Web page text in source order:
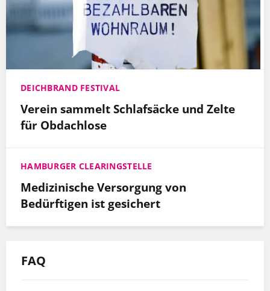
DEICHBRAND FESTIVAL
Verein sammelt Schlafsäcke und Zelte
für Obdachlose
HAMBURGER CLEARINGSTELLE
Medizinische Versorgung von
Bedürftigen ist gesichert
FAQ